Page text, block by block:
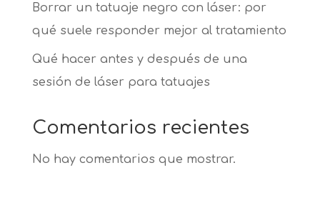
Borrar un tatuaje negro con láser: por
qué suele responder mejor al tratamiento
Qué hacer antes y después de una
sesión de láser para tatuajes
Comentarios recientes
No hay comentarios que mostrar.